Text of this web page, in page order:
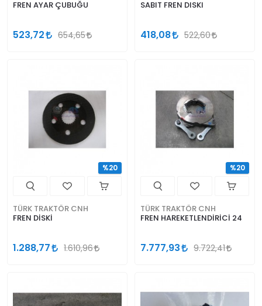
FREN AYAR ÇUBUĞU
523,72 654,65
SABIT FREN DISKI
418,08 522,60
TÜRK TRAKTÖR CNH
FREN DİSKİ
1.288,77 1.610,96
%20
TÜRK TRAKTÖR CNH
FREN HAREKETLENDİRİCİ 24
7.777,93 9.722,41
%20